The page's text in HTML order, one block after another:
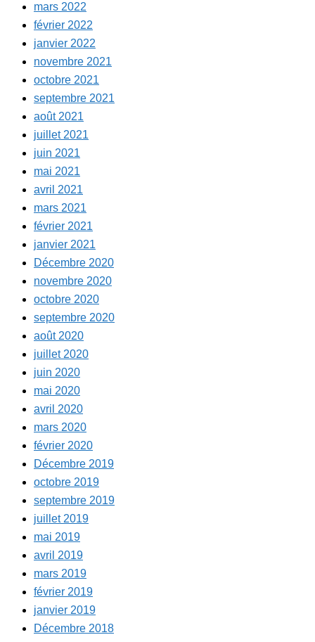
mars 2022
février 2022
janvier 2022
novembre 2021
octobre 2021
septembre 2021
août 2021
juillet 2021
juin 2021
mai 2021
avril 2021
mars 2021
février 2021
janvier 2021
Décembre 2020
novembre 2020
octobre 2020
septembre 2020
août 2020
juillet 2020
juin 2020
mai 2020
avril 2020
mars 2020
février 2020
Décembre 2019
octobre 2019
septembre 2019
juillet 2019
mai 2019
avril 2019
mars 2019
février 2019
janvier 2019
Décembre 2018